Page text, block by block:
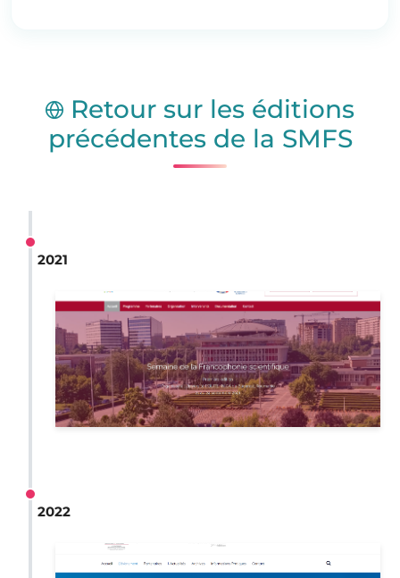
Retour sur les éditions
précédentes de la SMFS
2021
2022